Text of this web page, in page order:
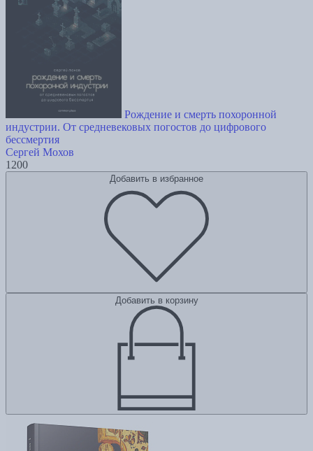
Рождение и смерть похоронной
индустрии. От средневековых погостов до цифрового
бессмертия
Сергей Мохов
1200
Добавить в избранное
Добавить в корзину